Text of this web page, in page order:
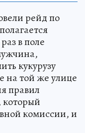
рейд по
в поле
кукурузу
на той же улице
правил
который
комиссии, и